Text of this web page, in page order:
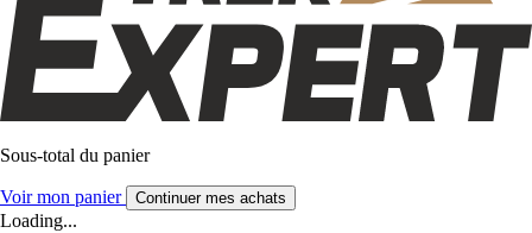
Sous-total du panier
Voir mon panier Continuer mes achats
Loading...